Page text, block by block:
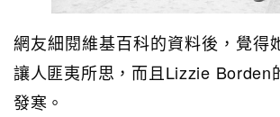
網友細閱維基百科的資料後，覺得
讓人匪夷所思，而且Lizzie Borden
發寒。